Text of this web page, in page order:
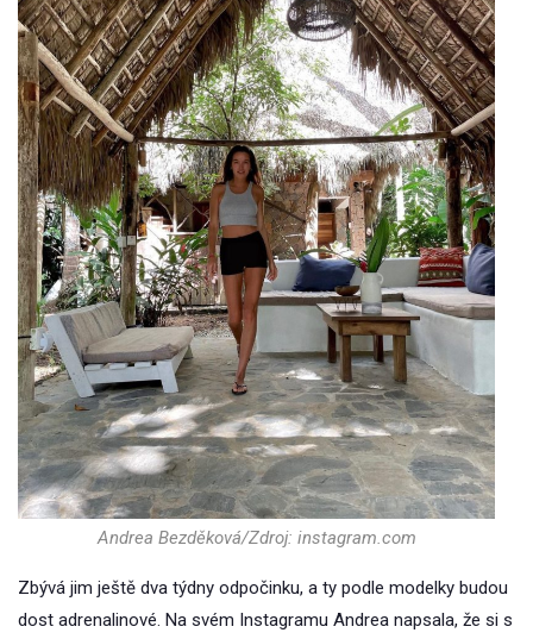
Andrea Bezděková/Zdroj: instagram.com
Zbývá jim ještě dva týdny odpočinku, a ty podle modelky budou
dost adrenalinové. Na svém Instagramu Andrea napsala, že si s